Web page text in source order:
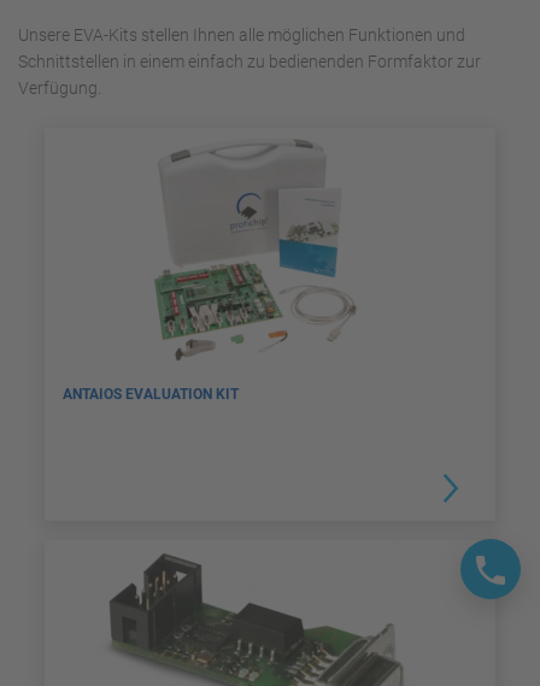
Unsere EVA-Kits stellen Ihnen alle möglichen Funktionen und
Schnittstellen in einem einfach zu bedienenden Formfaktor zur
Verfügung.
ANTAIOS EVALUATION KIT